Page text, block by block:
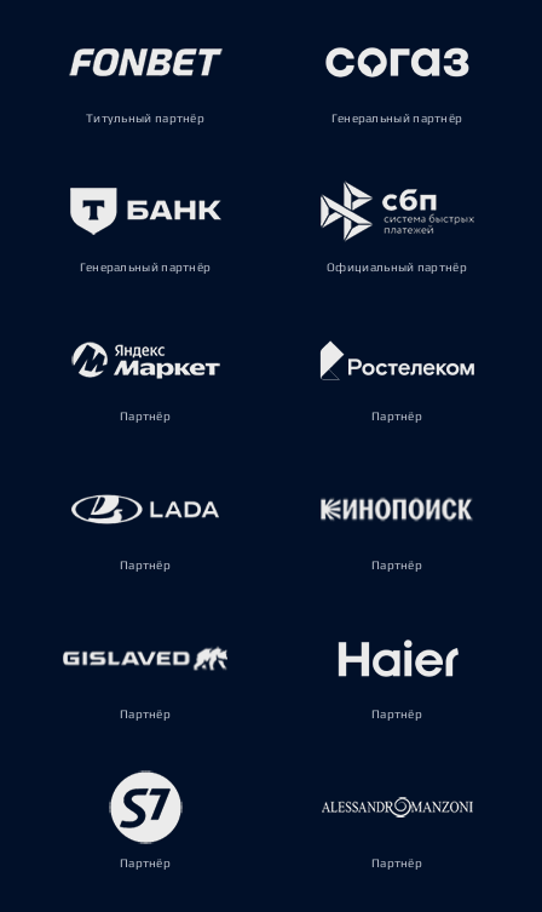
Титульный партнёр Генеральный партнёр
Генеральный партнёр Официальный партнёр
Партнёр Партнёр
Партнёр Партнёр
Партнёр Партнёр
Партнёр Партнёр